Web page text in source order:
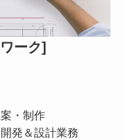
ーク]
・制作
発＆設計業務